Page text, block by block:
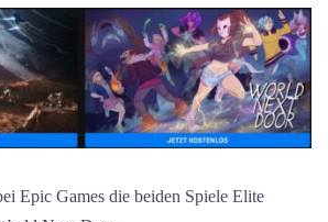
Epic Games die beiden Spiele Elite